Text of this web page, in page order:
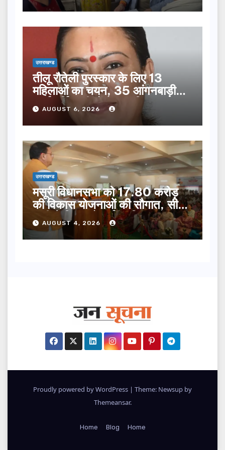
उत्तराखण्ड
तीलू रौतेली पुरस्कार के लिए 13
महिलाओं का चयन, 35 आंगनबाड़ी
कार्यकर्तियां भी होंगी सम्मानित…
AUGUST 6, 2026
उत्तराखण्ड
मसूरी विधानसभा को 17.80 करोड़
की विकास योजनाओं की सौगात, सीएम
धामी ने किया लोकार्पण-शिलान्यास.
AUGUST 4, 2026
Proudly powered by WordPress | Theme: Newsup by
Themeansar.
Home Blog Home